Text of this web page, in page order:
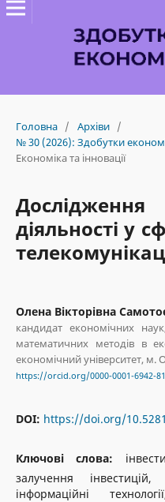
Головна / Архіви /
№ 30 (2026): Здобутки
Економіка та інновації
діяльності у
Олена Вікторівна
кандидат економічних
математичних методів в
економічний університет, м.
https://orcid.org/0000-0001-6942-
DOI: https://doi.org/
Ключові слова:
залучення інвестицій,
інформаційні